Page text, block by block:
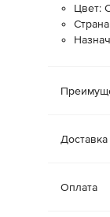
Цвет:
Доставка
Оплата